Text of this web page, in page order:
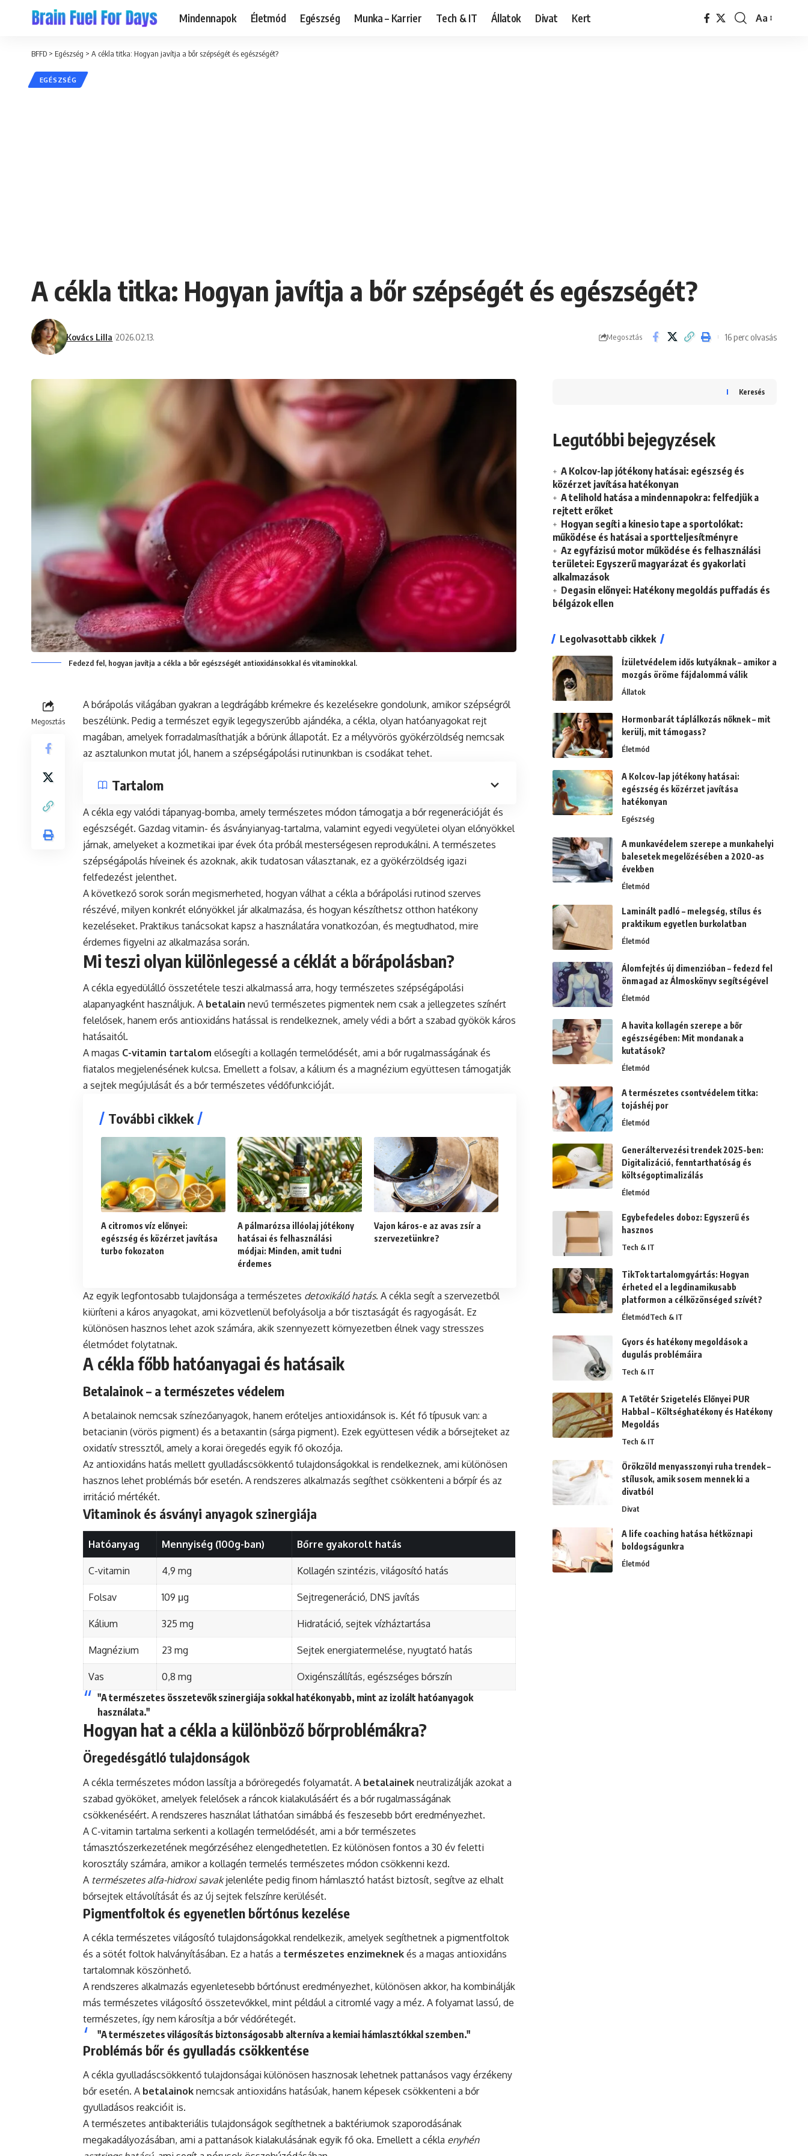
Mindennapok Életmód Egészség Munka – Karrier Tech & IT Állatok Divat Kert
Font
Aa
BFFD > Egészség > A cékla titka: Hogyan javítja a bőr szépségét és egészségét?
EGÉSZSÉG
A cékla titka: Hogyan javítja a bőr szépségét és egészségét?
Kovács Lilla 2026.02.13. Megosztás 16 perc olvasás
Fedezd fel, hogyan javítja a cékla a bőr egészségét antioxidánsokkal és vitaminokkal.
Megosztás
A bőrápolás világában gyakran a legdrágább krémekre és kezelésekre gondolunk, amikor szépségről
beszélünk. Pedig a természet egyik legegyszerűbb ajándéka, a cékla, olyan hatóanyagokat rejt
magában, amelyek forradalmasíthatják a bőrünk állapotát. Ez a mélyvörös gyökérzöldség nemcsak
az asztalunkon mutat jól, hanem a szépségápolási rutinunkban is csodákat tehet.
Tartalom
A cékla egy valódi tápanyag-bomba, amely természetes módon támogatja a bőr regenerációját és
egészségét. Gazdag vitamin- és ásványianyag-tartalma, valamint egyedi vegyületei olyan előnyökkel
járnak, amelyeket a kozmetikai ipar évek óta próbál mesterségesen reprodukálni. A természetes
szépségápolás híveinek és azoknak, akik tudatosan választanak, ez a gyökérzöldség igazi
felfedezést jelenthet.
A következő sorok során megismerheted, hogyan válhat a cékla a bőrápolási rutinod szerves
részévé, milyen konkrét előnyökkel jár alkalmazása, és hogyan készíthetsz otthon hatékony
kezeléseket. Praktikus tanácsokat kapsz a használatára vonatkozóan, és megtudhatod, mire
érdemes figyelni az alkalmazása során.
Mi teszi olyan különlegessé a céklát a bőrápolásban?
A cékla egyedülálló összetétele teszi alkalmassá arra, hogy természetes szépségápolási
alapanyagként használjuk. A betalain nevű természetes pigmentek nem csak a jellegzetes színért
felelősek, hanem erős antioxidáns hatással is rendelkeznek, amely védi a bőrt a szabad gyökök káros
hatásaitól.
A magas C-vitamin tartalom elősegíti a kollagén termelődését, ami a bőr rugalmasságának és
fiatalos megjelenésének kulcsa. Emellett a folsav, a kálium és a magnézium együttesen támogatják
a sejtek megújulását és a bőr természetes védőfunkcióját.
További cikkek
A citromos víz előnyei:
egészség és közérzet javítása
turbo fokozaton
A pálmarózsa illóolaj jótékony
hatásai és felhasználási
módjai: Minden, amit tudni
érdemes
Vajon káros-e az avas zsír a
szervezetünkre?
Az egyik legfontosabb tulajdonsága a természetes detoxikáló hatás. A cékla segít a szervezetből
kiüríteni a káros anyagokat, ami közvetlenül befolyásolja a bőr tisztaságát és ragyogását. Ez
különösen hasznos lehet azok számára, akik szennyezett környezetben élnek vagy stresszes
életmódet folytatnak.
A cékla főbb hatóanyagai és hatásaik
Betalainok – a természetes védelem
A betalainok nemcsak színezőanyagok, hanem erőteljes antioxidánsok is. Két fő típusuk van: a
betacianin (vörös pigment) és a betaxantin (sárga pigment). Ezek együttesen védik a bőrsejteket az
oxidatív stressztől, amely a korai öregedés egyik fő okozója.
Az antioxidáns hatás mellett gyulladáscsökkentő tulajdonságokkal is rendelkeznek, ami különösen
hasznos lehet problémás bőr esetén. A rendszeres alkalmazás segíthet csökkenteni a bőrpír és az
irritáció mértékét.
Vitaminok és ásványi anyagok szinergiája
Hatóanyag Mennyiség (100g-ban) Bőrre gyakorolt hatás
C-vitamin 4,9 mg Kollagén szintézis, világosító hatás
Folsav 109 μg Sejtregeneráció, DNS javítás
Kálium 325 mg Hidratáció, sejtek vízháztartása
Magnézium 23 mg Sejtek energiatermelése, nyugtató hatás
Vas 0,8 mg
Oxigénszállítás, egészséges bőrszín
"A természetes összetevők szinergiája sokkal hatékonyabb, mint az izolált hatóanyagok
használata."
Hogyan hat a cékla a különböző bőrproblémákra?
Öregedésgátló tulajdonságok
A cékla természetes módon lassítja a bőröregedés folyamatát. A betalainek neutralizálják azokat a
szabad gyököket, amelyek felelősek a ráncok kialakulásáért és a bőr rugalmasságának
csökkenéséért. A rendszeres használat láthatóan simábbá és feszesebb bőrt eredményezhet.
A C-vitamin tartalma serkenti a kollagén termelődését, ami a bőr természetes
támasztószerkezetének megőrzéséhez elengedhetetlen. Ez különösen fontos a 30 év feletti
korosztály számára, amikor a kollagén termelés természetes módon csökkenni kezd.
A természetes alfa-hidroxi savakjelenléte pedig finom hámlasztó hatást biztosít, segítve az elhalt
bőrsejtek eltávolítását és az új sejtek felszínre kerülését.
Pigmentfoltok és egyenetlen bőrtónus kezelése
A cékla természetes világosító tulajdonságokkal rendelkezik, amelyek segíthetnek a pigmentfoltok
és a sötét foltok halványításában. Ez a hatás a természetes enzimeknek és a magas antioxidáns
tartalomnak köszönhető.
A rendszeres alkalmazás egyenletesebb bőrtónust eredményezhet, különösen akkor, ha kombinálják
más természetes világosító összetevőkkel, mint például a citromlé vagy a méz. A folyamat lassú, de
természetes, így nem károsítja a bőr védőrétegét.
"A természetes világosítás biztonságosabb alterníva a kemiai hámlasztókkal szemben."
Problémás bőr és gyulladás csökkentése
A cékla gyulladáscsökkentő tulajdonságai különösen hasznosak lehetnek pattanásos vagy érzékeny
bőr esetén. A betalainok nemcsak antioxidáns hatásúak, hanem képesek csökkenteni a bőr
gyulladásos reakcióit is.
A természetes antibakteriális tulajdonságok segíthetnek a baktériumok szaporodásának
megakadályozásában, ami a pattanások kialakulásának egyik fő oka. Emellett a cékla enyhén
Keresés
Legutóbbi bejegyzések
A Kolcov-lap jótékony hatásai: egészség és
közérzet javítása hatékonyan
A telihold hatása a mindennapokra: felfedjük a
rejtett erőket
Hogyan segíti a kinesio tape a sportolókat:
működése és hatásai a sportteljesítményre
Az egyfázisú motor működése és felhasználási
területei: Egyszerű magyarázat és gyakorlati
alkalmazások
Degasin előnyei: Hatékony megoldás puffadás és
bélgázok ellen
Legolvasottabb cikkek
Ízületvédelem idős kutyáknak – amikor a
mozgás öröme fájdalommá válik
Állatok
Hormonbarát táplálkozás nőknek – mit
kerülj, mit támogass?
Életmód
A Kolcov-lap jótékony hatásai:
egészség és közérzet javítása
hatékonyan
Egészség
A munkavédelem szerepe a munkahelyi
balesetek megelőzésében a 2020-as
években
Életmód
Laminált padló – melegség, stílus és
praktikum egyetlen burkolatban
Életmód
Álomfejtés új dimenzióban – fedezd fel
önmagad az Álmoskönyv segítségével
Életmód
A havita kollagén szerepe a bőr
egészségében: Mit mondanak a
kutatások?
Életmód
A természetes csontvédelem titka:
tojáshéj por
Életmód
Generáltervezési trendek 2025-ben:
Digitalizáció, fenntarthatóság és
költségoptimalizálás
Életmód
Egybefedeles doboz: Egyszerű és
hasznos
Tech & IT
TikTok tartalomgyártás: Hogyan
érheted el a legdinamikusabb
platformon a célközönséged szívét?
ÉletmódTech & IT
Gyors és hatékony megoldások a
dugulás problémáira
Tech & IT
A Tetőtér Szigetelés Előnyei PUR
Habbal – Költséghatékony és Hatékony
Megoldás
Tech & IT
Örökzöld menyasszonyi ruha trendek –
stílusok, amik sosem mennek ki a
divatból
Divat
A life coaching hatása hétköznapi
boldogságunkra
Életmód